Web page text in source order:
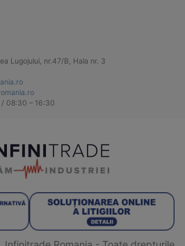
Lugojului, nr.47/B, Hala nr. 3
/ 08:30 – 16:30